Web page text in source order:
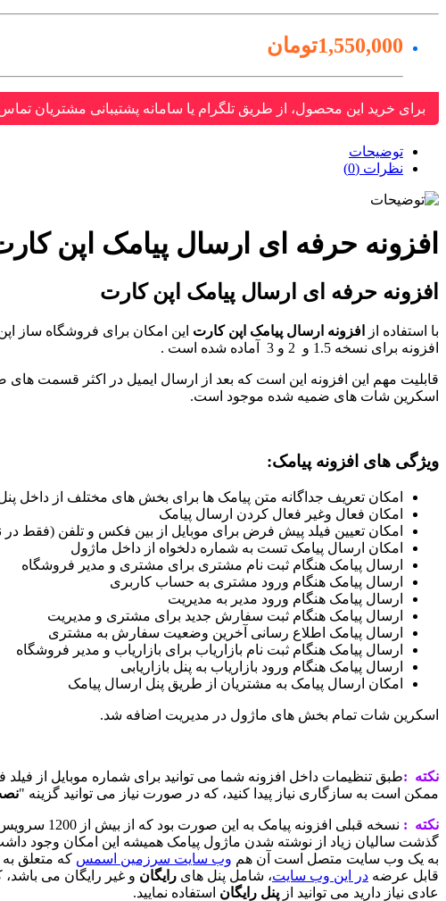
1,550,000تومان
برای خرید این محصول، از طریق تلگرام یا سامانه پشتیبانی مشتریان تماس
توضیحات
نظرات (0)
افزونه حرفه ای ارسال پیامک اپن
افزونه حرفه ای ارسال پیامک اپن کارت
با استفاده از افزونه ارسال پیامک اپن کارت این امکان برای فروشگاه ساز
افزونه برای نسخه 1.5 و 2 و 3 آماده شده است .
قابلیت مهم این افزونه این است که بعد از ارسال ایمیل در اکثر قسمت
اسکرین شات های ضمیه شده موجود است.
ویژگی های افزونه پیامک:
امکان تعریف جداگانه متن پیامک ها برای بخش های مختلف از داخل
امکان فعال وغیر فعال کردن ارسال پیامک
امکان تعیین فیلد پیش فرض برای موبایل از بین فکس و تلفن (فقط در نسخه 1.5 و 2) و تغییر نام تلفن یا فکس به موبایل به
امکان ارسال پیامک تست به شماره دلخواه از داخل ماژول
ارسال پیامک هنگام ثبت نام مشتری برای مشتری و مدیر فروشگاه
ارسال پیامک هنگام ورود مشتری به حساب کاربری
ارسال پیامک هنگام ورود مدیر به مدیریت
ارسال پیامک هنگام ثبت سفارش جدید برای مشتری و مدیریت
ارسال پیامک اطلاع رسانی آخرین وضعیت سفارش به مشتری
ارسال پیامک هنگام ثبت نام بازاریاب برای بازاریاب و مدیر فروشگاه
ارسال پیامک هنگام ورود بازاریاب به پنل بازاریابی
امکان ارسال پیامک به مشتریان از طریق پنل ارسال پیامک
اسکرین شات تمام بخش های ماژول در مدیریت اضافه شد.
نکته :طبق تنظیمات داخل افزونه شما می توانید برای شماره موبایل از
ممکن است به سازگاری نیاز پیدا کنید، که در صورت نیاز می توانید گزینه "
نکته :
گذشت سالیان زیاد از نوشته شدن ماژول پیامک همیشه این امکان وجود
به یک وب سایت متصل است آن هم وب سایت سرزمین اسمس که متعلق به
قابل عرضه در این وب سایت، شامل پنل های رایگان و غیر رایگان می باشد،
عادی نیاز دارید می توانید از پنل رایگان استفاده نمایید.